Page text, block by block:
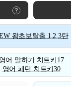
왕초보탈출 1,2,3탄
영어 말하기 치트키17
영어 패턴 치트키30